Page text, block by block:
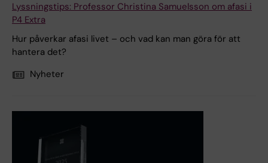
Lyssningstips: Professor Christina Samuelsson om afasi i
P4 Extra
Hur påverkar afasi livet – och vad kan man göra för att
hantera det?
Nyheter